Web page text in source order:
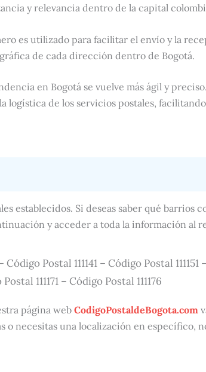
y relevancia dentro de la capital
es utilizado para facilitar el envío y la
de cada dirección dentro de Bogotá.
en Bogotá se vuelve más ágil y
de los servicios postales,
establecidos. Si deseas saber qué barrios
y acceder a toda la información al
Código Postal 111141 – Código Postal
111171 – Código Postal 111176
página web CodigoPostaldeBogota.com
o necesitas una localización en específico,